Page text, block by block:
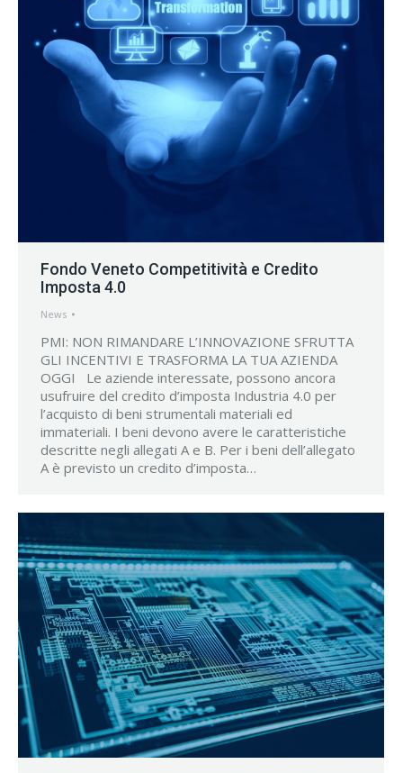
Fondo Veneto Competitività e Credito
Imposta 4.0
News
PMI: NON RIMANDARE L’INNOVAZIONE SFRUTTA
GLI INCENTIVI E TRASFORMA LA TUA AZIENDA
OGGI Le aziende interessate, possono ancora
usufruire del credito d’imposta Industria 4.0 per
l’acquisto di beni strumentali materiali ed
immateriali. I beni devono avere le caratteristiche
descritte negli allegati A e B. Per i beni dell’allegato
A è previsto un credito d’imposta…